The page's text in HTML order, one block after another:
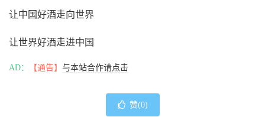
让中国好酒走向世界
让世界好酒走进中国
AD： 【通告】 与本站合作请点击
赞(0)